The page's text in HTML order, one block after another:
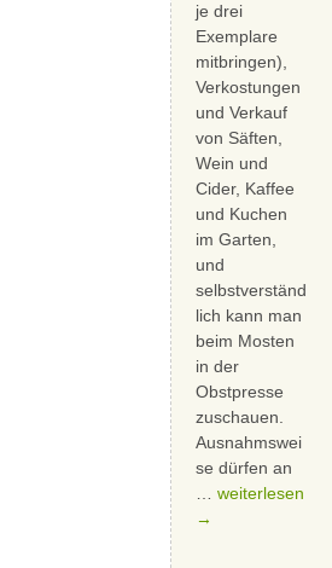
je drei
Exemplare
mitbringen),
Verkostungen
und Verkauf
von Säften,
Wein und
Cider, Kaffee
und Kuchen
im Garten,
und
selbstverständ
lich kann man
beim Mosten
in der
Obstpresse
zuschauen.
Ausnahmswei
se dürfen an
Apfelfest
weiterlesen
→